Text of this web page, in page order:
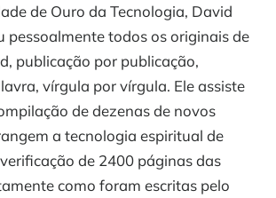
de Ouro da Tecnologia, David
pessoalmente todos os originais de
publicação por publicação,
vírgula por vírgula. Ele assiste
de dezenas de novos
a tecnologia espiritual de
de 2400 páginas das
como foram escritas pelo